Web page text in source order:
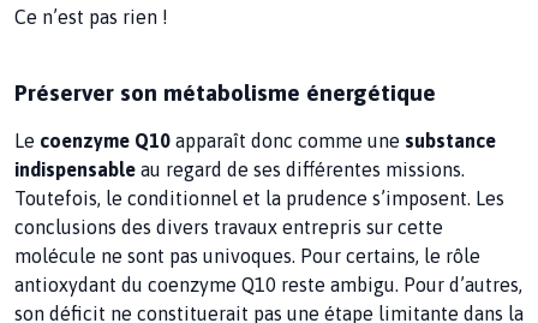
Ce n’est pas rien !
Préserver son métabolisme énergétique
Le coenzyme Q10 apparaît donc comme une substance
indispensable au regard de ses différentes missions.
Toutefois, le conditionnel et la prudence s’imposent. Les
conclusions des divers travaux entrepris sur cette
molécule ne sont pas univoques. Pour certains, le rôle
antioxydant du coenzyme Q10 reste ambigu. Pour d’autres,
son déficit ne constituerait pas une étape limitante dans la